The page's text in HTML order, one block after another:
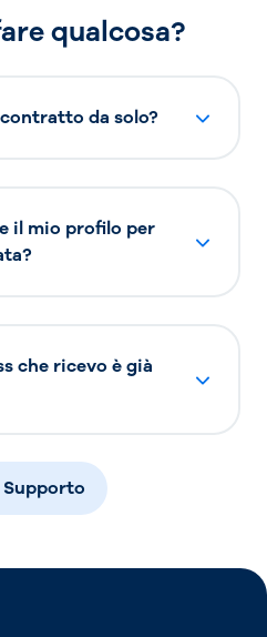
qualcosa?
da solo?
il mio profilo per
che ricevo è già
Supporto